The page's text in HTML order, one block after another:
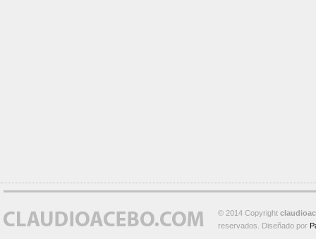
© 2014 Copyright
reservados. Diseñado por